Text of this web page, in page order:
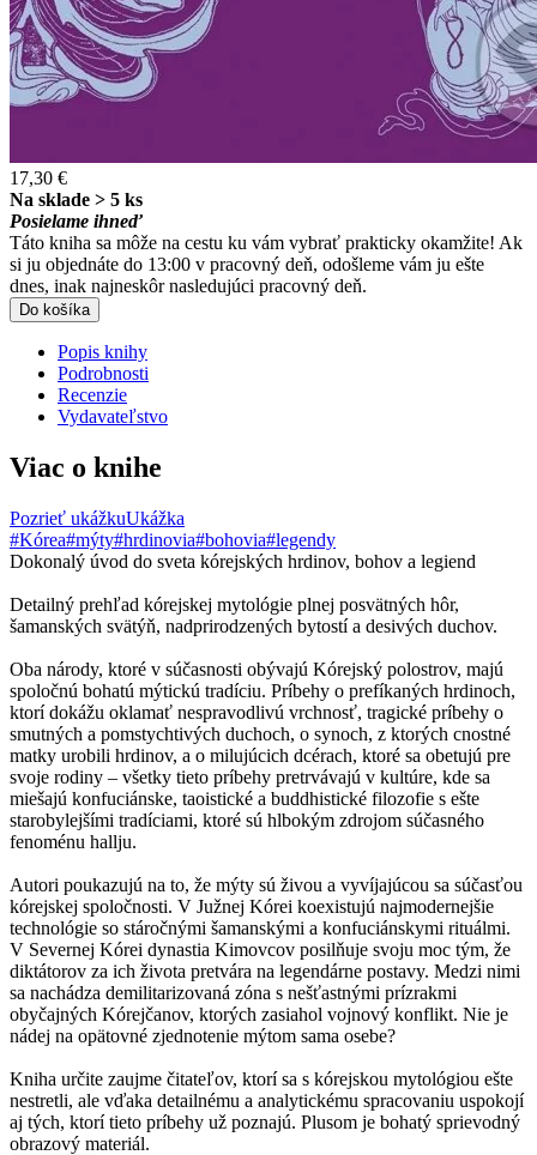
17,30 €
Na sklade > 5 ks
Posielame ihneď
Táto kniha sa môže na cestu ku vám vybrať prakticky okamžite! Ak
si ju objednáte do 13:00 v pracovný deň, odošleme vám ju ešte
dnes, inak najneskôr nasledujúci pracovný deň.
Do košíka
Popis knihy
Podrobnosti
Recenzie
Vydavateľstvo
Viac o knihe
Pozrieť ukážkuUkážka
#Kórea#mýty#hrdinovia#bohovia#legendy
Dokonalý úvod do sveta kórejských hrdinov, bohov a legiend
Detailný prehľad kórejskej mytológie plnej posvätných hôr,
šamanských svätýň, nadprirodzených bytostí a desivých duchov.
Oba národy, ktoré v súčasnosti obývajú Kórejský polostrov, majú
spoločnú bohatú mýtickú tradíciu. Príbehy o prefíkaných hrdinoch,
ktorí dokážu oklamať nespravodlivú vrchnosť, tragické príbehy o
smutných a pomstychtivých duchoch, o synoch, z ktorých cnostné
matky urobili hrdinov, a o milujúcich dcérach, ktoré sa obetujú pre
svoje rodiny – všetky tieto príbehy pretrvávajú v kultúre, kde sa
miešajú konfuciánske, taoistické a buddhistické filozofie s ešte
starobylejšími tradíciami, ktoré sú hlbokým zdrojom súčasného
fenoménu hallju.
Autori poukazujú na to, že mýty sú živou a vyvíjajúcou sa súčasťou
kórejskej spoločnosti. V Južnej Kórei koexistujú najmodernejšie
technológie so stáročnými šamanskými a konfuciánskymi rituálmi.
V Severnej Kórei dynastia Kimovcov posilňuje svoju moc tým, že
diktátorov za ich života pretvára na legendárne postavy. Medzi nimi
sa nachádza demilitarizovaná zóna s nešťastnými prízrakmi
obyčajných Kórejčanov, ktorých zasiahol vojnový konflikt. Nie je
nádej na opätovné zjednotenie mýtom sama osebe?
Kniha určite zaujme čitateľov, ktorí sa s kórejskou mytológiou ešte
nestretli, ale vďaka detailnému a analytickému spracovaniu uspokojí
aj tých, ktorí tieto príbehy už poznajú. Plusom je bohatý sprievodný
obrazový materiál.